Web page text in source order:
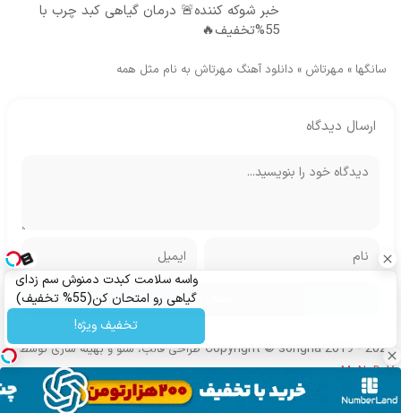
خبر شوکه کننده🚨 درمان گیاهی کبد چرب با
55%تخفیف🔥
سانگها » مهرتاش » دانلود آهنگ مهرتاش به نام مثل همه
ارسال دیدگاه
واسه سلامت کبدت دمنوش سم زدای
گیاهی رو امتحان کن(55% تخفیف)
تخفیف ویژه!
Copyright © songha 2019 - 2024 طراحی قالب، سئو و بهینه سازی توسط
MoNoDeV